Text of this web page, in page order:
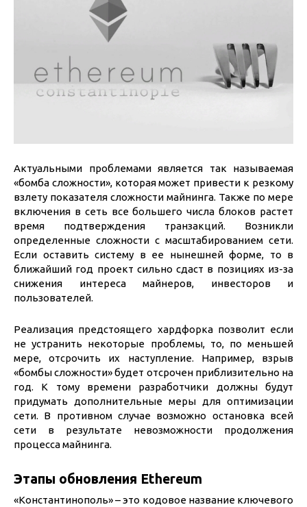
Актуальными проблемами является так называемая
«бомба сложности», которая может привести к резкому
взлету показателя сложности майнинга. Также по мере
включения в сеть все большего числа блоков растет
время подтверждения транзакций. Возникли
определенные сложности с масштабированием сети.
Если оставить систему в ее нынешней форме, то в
ближайший год проект сильно сдаст в позициях из-за
снижения интереса майнеров, инвесторов и
пользователей.
Реализация предстоящего хардфорка позволит если
не устранить некоторые проблемы, то, по меньшей
мере, отсрочить их наступление. Например, взрыв
«бомбы сложности» будет отсрочен приблизительно на
год. К тому времени разработчики должны будут
придумать дополнительные меры для оптимизации
сети. В противном случае возможно остановка всей
сети в результате невозможности продолжения
процесса майнинга.
Этапы обновления Ethereum
«Константинополь» – это кодовое название ключевого